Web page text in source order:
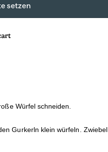
Würfel schneiden.
Gurkerln klein würfeln. Zwiebel